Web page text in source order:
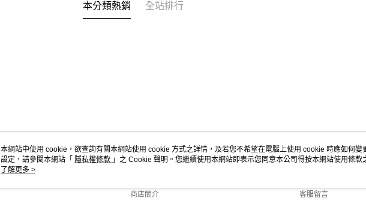
本分類熱銷 全站排行
關於我們
商店簡介
客服資訊
客服留言
本網站中使用 cookie，欲查詢有關本網站使用 cookie 方式之詳情，及若您不希望在電腦上使用 cookie 時應如何變
設定，請參閱本網站「 隱私權條款 」之 Cookie 聲明。您繼續使用本網站即表示您同意本公司得按本網站使用條款
使用 cookie。
了解更多 >